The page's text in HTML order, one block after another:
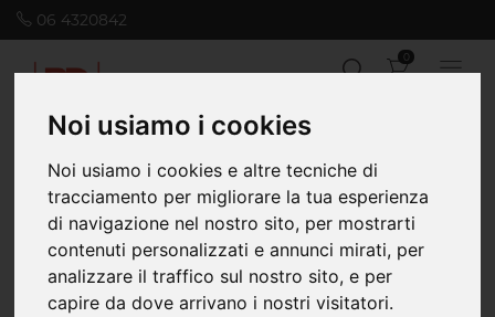
Noi usiamo i cookies
Noi usiamo i cookies e altre tecniche di
tracciamento per migliorare la tua esperienza
di navigazione nel nostro sito, per mostrarti
contenuti personalizzati e annunci mirati, per
analizzare il traffico sul nostro sito, e per
capire da dove arrivano i nostri visitatori.
06 4320842
0